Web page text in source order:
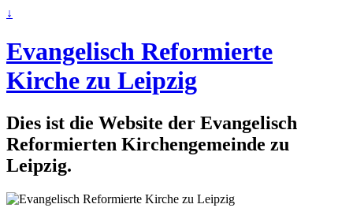
↓
Evangelisch Reformierte
Kirche zu Leipzig
Dies ist die Website der Evangelisch
Reformierten Kirchengemeinde zu
Leipzig.